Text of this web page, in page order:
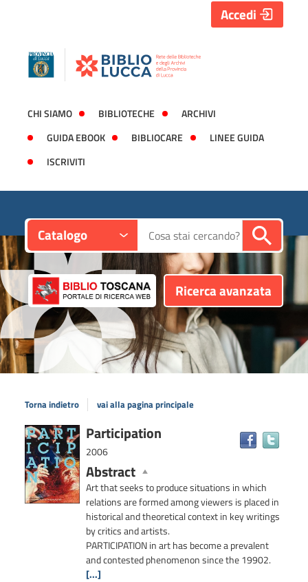
CHI SIAMO BIBLIOTECHE
ARCHIVI
GUIDA EBOOK
BIBLIOCARE
LINEE GUIDA
ISCRIVITI
Accedi
Catalogo Cerca su "Catalogo"
Ricerca avanzata
Torna indietro vai alla pagina principale
Dettaglio
del
documento
Participation
2006
Abstract
Art that seeks to produce situations in which
relations are formed among viewers is placed in
historical and theoretical context in key writings
by critics and artists.
PARTICIPATION in art has become a prevalent
and contested phenomenon since the 19902.
[...]